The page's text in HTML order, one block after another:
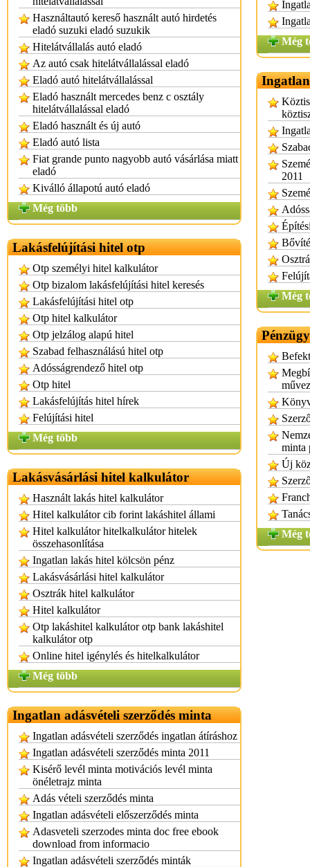
Használtautó kereső használt autó hirdetés
eladó suzuki eladó suzukik
Hitelátvállalás autó eladó
Az autó csak hitelátvállalással eladó
Eladó autó hitelátvállalással
Eladó használt mercedes benz c osztály
hitelátvállalással eladó
Eladó használt és új autó
Eladó autó lista
Fiat grande punto nagyobb autó vásárlása miatt
eladó
Kiválló állapotú autó eladó
Még több
Lakásfelújítási hitel otp
Otp személyi hitel kalkulátor
Otp bizalom lakásfelújítási hitel keresés
Lakásfelújítási hitel otp
Otp hitel kalkulátor
Otp jelzálog alapú hitel
Szabad felhasználású hitel otp
Adósságrendező hitel otp
Otp hitel
Lakásfelújítás hitel hírek
Felújítási hitel
Még több
Lakásvásárlási hitel kalkulátor
Használt lakás hitel kalkulátor
Hitel kalkulátor cib forint lakáshitel állami
Hitel kalkulátor hitelkalkulátor hitelek
összehasonlítása
Ingatlan lakás hitel kölcsön pénz
Lakásvásárlási hitel kalkulátor
Osztrák hitel kalkulátor
Hitel kalkulátor
Otp lakáshitel kalkulátor otp bank lakáshitel
kalkulátor otp
Online hitel igénylés és hitelkalkulátor
Még több
Ingatlan adásvételi szerződés minta
Ingatlan adásvételi szerződés ingatlan átíráshoz
Ingatlan adásvételi szerződés minta 2011
Kisérő levél minta motivációs levél minta
önéletrajz minta
Adás vételi szerződés minta
Ingatlan adásvételi előszerződés minta
Adasveteli szerzodes minta doc free ebook
download from informacio
Ingatlan adásvételi szerződés minták
Még
2011
Még
minta
Új
Még